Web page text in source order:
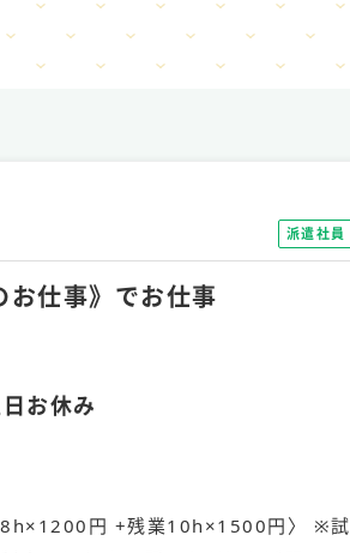
派遣社員
仕事》でお仕事
お休み
円 +残業10h×1500円〉 ※試